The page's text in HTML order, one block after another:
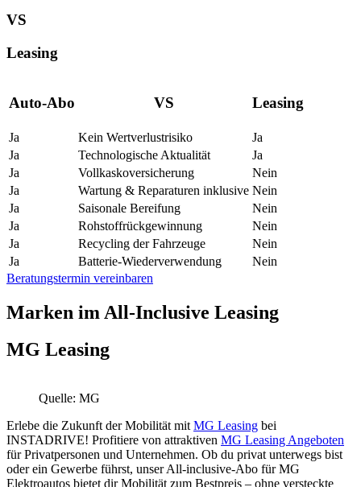
VS
Leasing
Auto-Abo VS Leasing
Ja Kein Wertverlustrisiko
Ja
Ja
Technologische Aktualität
Ja
Ja
Vollkaskoversicherung
Nein
Ja
Wartung & Reparaturen inklusive Nein
Ja
Saisonale Bereifung
Nein
Ja
Rohstoffrückgewinnung
Nein
Ja
Recycling der Fahrzeuge
Nein
Ja
Batterie-Wiederverwendung
Nein
Beratungstermin vereinbaren
Marken im All-Inclusive Leasing
MG Leasing
Quelle: MG
Erlebe die Zukunft der Mobilität mit MG Leasing bei
INSTADRIVE! Profitiere von attraktiven MG Leasing Angeboten
für Privatpersonen und Unternehmen. Ob du privat unterwegs bist
oder ein Gewerbe führst, unser All-inclusive-Abo für MG
Elektroautos bietet dir Mobilität zum Bestpreis – ohne versteckte